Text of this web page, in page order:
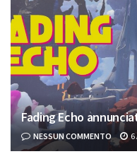
Fading Echo
NESSUN COMMENTO 6